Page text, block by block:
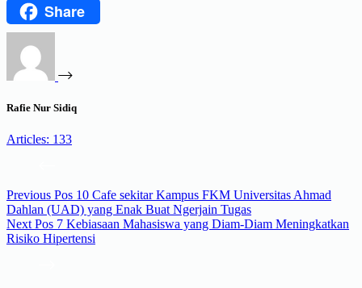
ThreadsShare
Rafie Nur Sidiq
Articles: 133
Previous Pos 10 Cafe sekitar Kampus FKM Universitas Ahmad
Dahlan (UAD) yang Enak Buat Ngerjain Tugas
Next Pos 7 Kebiasaan Mahasiswa yang Diam-Diam Meningkatkan
Risiko Hipertensi